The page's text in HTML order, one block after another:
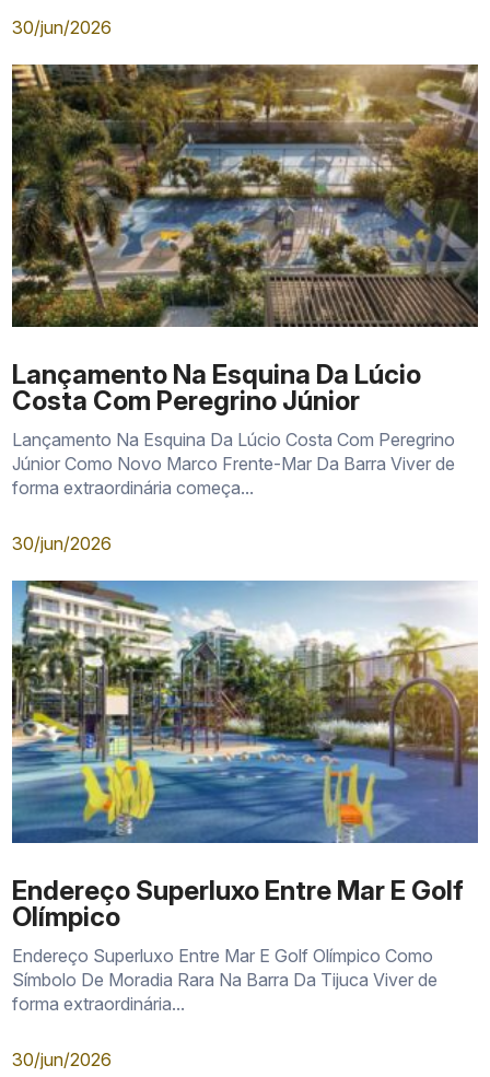
30/jun/2026
Lançamento Na Esquina Da Lúcio
Costa Com Peregrino Júnior
Lançamento Na Esquina Da Lúcio Costa Com Peregrino
Júnior Como Novo Marco Frente-Mar Da Barra Viver de
forma extraordinária começa...
30/jun/2026
Endereço Superluxo Entre Mar E Golf
Olímpico
Endereço Superluxo Entre Mar E Golf Olímpico Como
Símbolo De Moradia Rara Na Barra Da Tijuca Viver de
forma extraordinária...
30/jun/2026